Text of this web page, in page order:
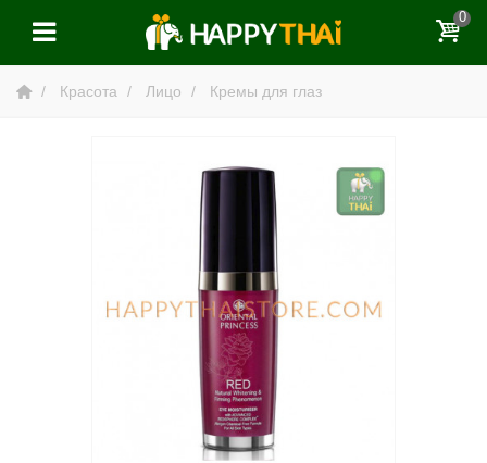
0
Красота Лицо Кремы для глаз